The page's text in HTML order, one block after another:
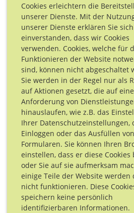
Cookies erleichtern die
unserer Dienste. Mit der
unserer Dienste erklären Sie
einverstanden, dass wir Cookies
verwenden. Cookies, welche für
Funktionieren der Website
sind, können nicht abgeschaltet
Sie werden in der Regel nur als
auf Aktionen gesetzt, die auf eine
Anforderung von
hinauslaufen, wie z.B. das
Ihrer Datenschutzeinstellungen,
Einloggen oder das Ausfüllen von
Formularen. Sie können Ihren
einstellen, dass er diese Cookies
oder Sie auf sie aufmerksam
einige Teile der Website werden
nicht funktionieren. Diese
speichern keine persönlich
identifizierbaren Informationen.